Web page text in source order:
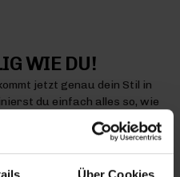
WIE DU!
jetzt genau dein Stil in
du einfach alles so, wie